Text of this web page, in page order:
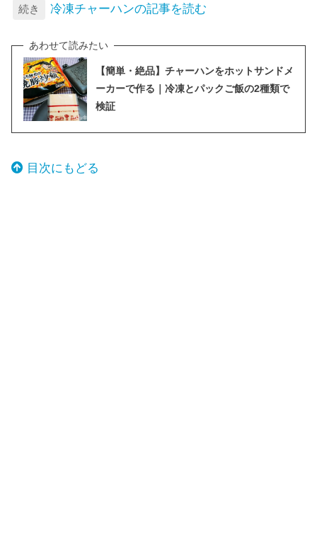
続き 冷凍チャーハンの記事を読む
【簡単・絶品】チャーハンをホットサンドメ
ーカーで作る｜冷凍とパックご飯の2種類で
検証
目次にもどる